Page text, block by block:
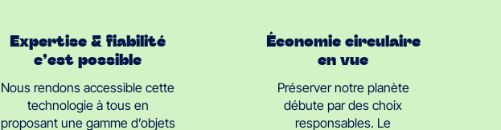
Expertise & fiabilité
c’est possible
Nous rendons accessible cette
technologie à tous en
proposant une gamme d’objets
Économie circulaire
en vue
Préserver notre planète
débute par des choix
responsables. Le